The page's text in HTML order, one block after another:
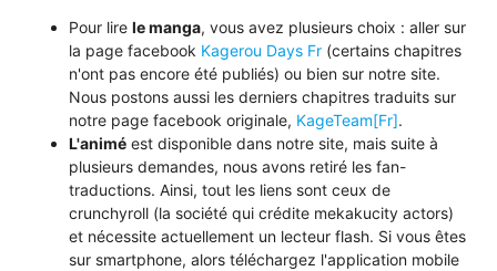
Pour lirele manga, vous avez plusieurs choix : aller sur
la page facebook Kagerou Days Fr (certains chapitres
n'ont pas encore été publiés) ou bien sur notre site.
Nous postons aussi les derniers chapitres traduits sur
notre page facebook originale, KageTeam[Fr].
L'animé est disponible dans notre site, mais suite à
plusieurs demandes, nous avons retiré les fan-
traductions. Ainsi, tout les liens sont ceux de
crunchyroll (la société qui crédite mekakucity actors)
et nécessite actuellement un lecteur flash. Si vous êtes
sur smartphone, alors téléchargez l'application mobile